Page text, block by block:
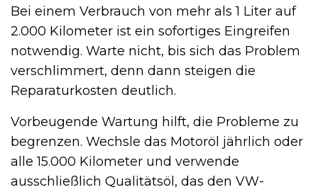
Bei einem Verbrauch von mehr als 1 Liter auf
2.000 Kilometer ist ein sofortiges Eingreifen
notwendig. Warte nicht, bis sich das Problem
verschlimmert, denn dann steigen die
Reparaturkosten deutlich.
Vorbeugende Wartung hilft, die Probleme zu
begrenzen. Wechsle das Motoröl jährlich oder
alle 15.000 Kilometer und verwende
ausschließlich Qualitätsöl, das den VW-